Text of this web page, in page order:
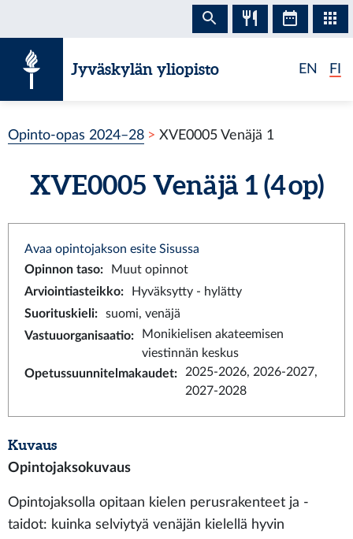
Jyväskylän yliopisto EN FI
Opinto-opas 2024–28 XVE0005 Venäjä 1
XVE0005 Venäjä 1 (4 op)
Avaa opintojakson esite Sisussa
Opinnon taso:
Muut opinnot
Arviointiasteikko:
Hyväksytty - hylätty
Suorituskieli:
suomi, venäjä
Vastuuorganisaatio:
Monikielisen akateemisen
viestinnän keskus
Opetussuunnitelmakaudet:
2025-2026, 2026-2027,
2027-2028
Kuvaus
Opintojaksokuvaus
Opintojaksolla opitaan kielen perusrakenteet ja -
taidot: kuinka selviytyä venäjän kielellä hyvin